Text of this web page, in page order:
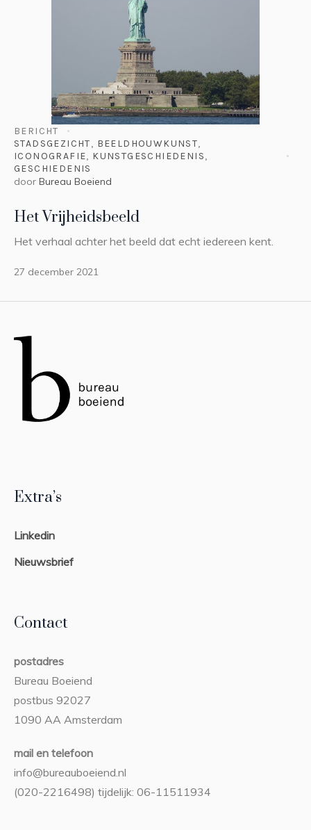
BERICHT
STADSGEZICHT, BEELDHOUWKUNST,
ICONOGRAFIE, KUNSTGESCHIEDENIS,
GESCHIEDENIS
door Bureau Boeiend
Het Vrijheidsbeeld
Het verhaal achter het beeld dat echt iedereen kent.
27 december 2021
Extra’s
Linkedin
Nieuwsbrief
Contact
postadres
Bureau Boeiend
postbus 92027
1090 AA Amsterdam
mail en telefoon
info@bureauboeiend.nl
(020-2216498) tijdelijk: 06-11511934